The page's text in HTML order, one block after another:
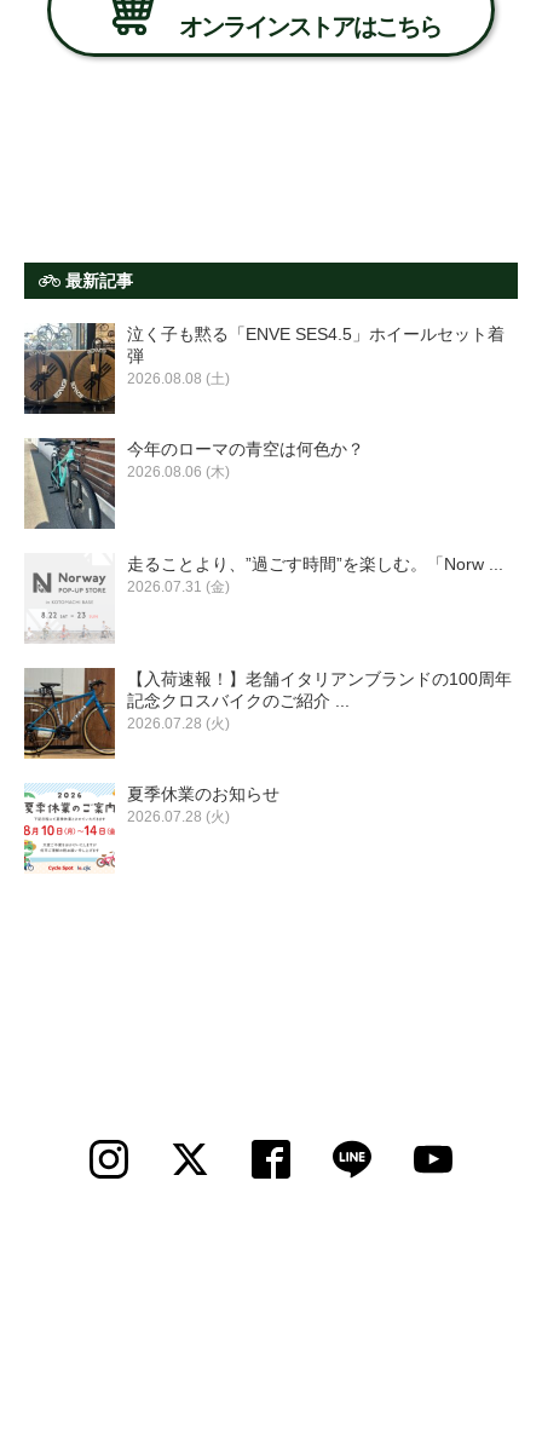
オンラインストアはこちら
最新記事
泣く子も黙る「ENVE SES4.5」ホイールセット着
弾
2026.08.08 (土)
今年のローマの青空は何色か？
2026.08.06 (木)
走ることより、”過ごす時間”を楽しむ。「Norw ...
2026.07.31 (金)
【入荷速報！】老舗イタリアンブランドの100周年
記念クロスバイクのご紹介 ...
2026.07.28 (火)
夏季休業のお知らせ
2026.07.28 (火)